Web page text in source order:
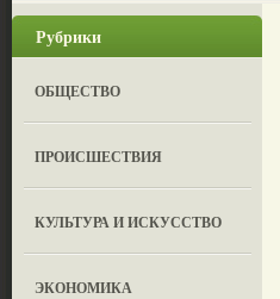
Рубрики
ОБЩЕСТВО
ПРОИСШЕСТВИЯ
КУЛЬТУРА И ИСКУССТВО
ЭКОНОМИКА